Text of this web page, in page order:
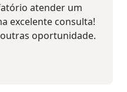
atender um
excelente consulta!
oportunidade.